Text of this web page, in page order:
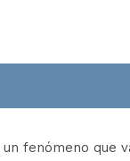
fenómeno que